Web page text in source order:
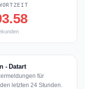
- Datart
für
letzten 24 Stunden.